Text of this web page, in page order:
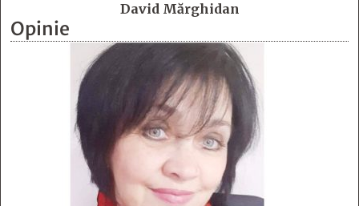
David Mărghidan
Opinie